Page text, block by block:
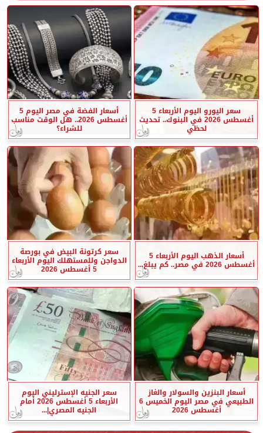
سعر اليورو اليوم الأربعاء 5
أغسطس 2026 في البنوك.. تحديث
لحظي
أسعار الفضة في مصر اليوم 5
أغسطس 2026.. هل الوقت مناسب
للشراء؟
أسعار الذهب اليوم الأربعاء 5
أغسطس 2026 في مصر.. كم يبلغ...
سعر كرتونة البيض في بورصة
الدواجن وللمستهلك اليوم الأربعاء
5 أغسطس 2026
أسعار البنزين والسولار والغاز
الطبيعي في مصر اليوم الخميس 6
أغسطس 2026
سعر الجنيه الإسترليني اليوم
الأربعاء 5 أغسطس 2026 أمام
الجنيه المصري|...